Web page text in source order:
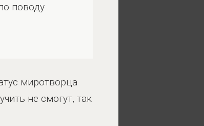
поводу
миротворца
не смогут, так